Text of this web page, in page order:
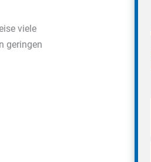
viele
geringen